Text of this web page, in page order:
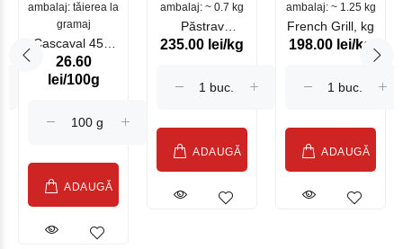
ambalaj: tăierea la
gramaj
Cascaval 45%
Maasdam
Sublime Cow
26.60
lei/100g
ADAUGĂ
mare
ambalaj: ~ 0.7 kg
Păstrav
Somonat
235.00 lei/kg
ADAUGĂ
ambalaj: ~ 1.25 kg
French Grill, kg
198.00 lei/kg
ADAUGĂ